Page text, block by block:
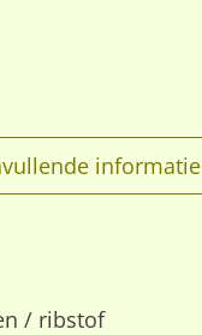
informatie
/ ribstof